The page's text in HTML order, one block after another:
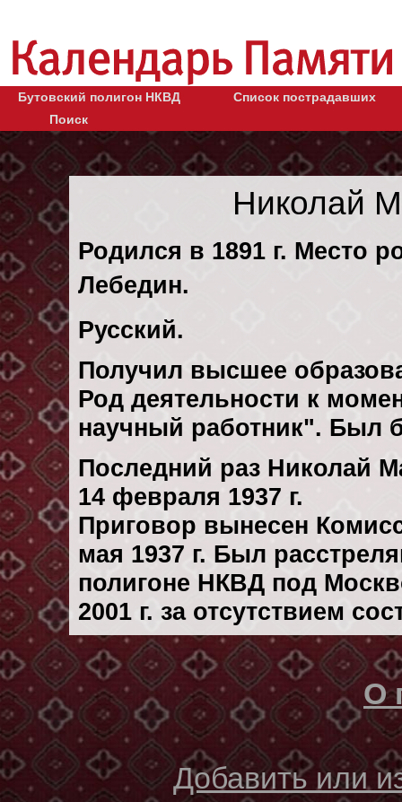
Бутовский полигон НКВД
Список пострадавших
Поиск
Николай
Родился в 1891 г. Место
Лебедин.
Русский.
Получил высшее
Род деятельности к
научный работник". Был
Последний раз Николай
14 февраля 1937 г.
Приговор вынесен
мая 1937 г. Был
полигоне НКВД под
2001 г. за отсутствием
О
Добавить или